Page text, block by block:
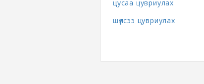
цусаа цувриулах
шүлсээ цувриулах